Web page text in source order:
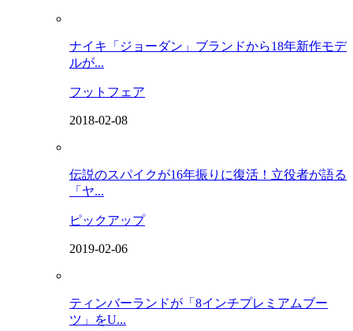
ナイキ「ジョーダン」ブランドから18年新作モデ
ルが...
フットフェア
2018-02-08
伝説のスパイクが16年振りに復活！立役者が語る
「ヤ...
ピックアップ
2019-02-06
ティンバーランドが「8インチプレミアムブー
ツ」をU...